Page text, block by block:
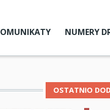
NUMERY
Aktualny
OSTATNIO